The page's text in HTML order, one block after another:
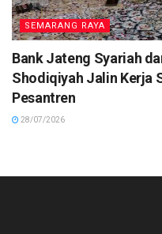
SEMARANG RAYA
Bank Jateng Syariah
Shodiqiyah Jalin Kerja
Pesantren
28/07/2026